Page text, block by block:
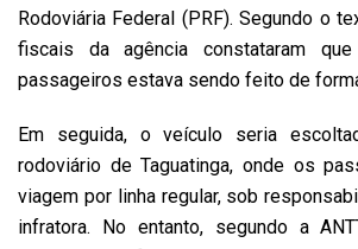
Rodoviária Federal (PRF). Segundo o
fiscais da agência constataram
passageiros estava sendo feito de
Em seguida, o veículo seria
rodoviário de Taguatinga, onde os
viagem por linha regular, sob
infratora. No entanto, segundo a